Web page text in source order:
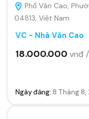
Phố Văn Cao,
04813, Việt Nam
VC - Nhà Văn Cao
18.000.000 vnđ
Ngày đăng: 8 Tháng 8,